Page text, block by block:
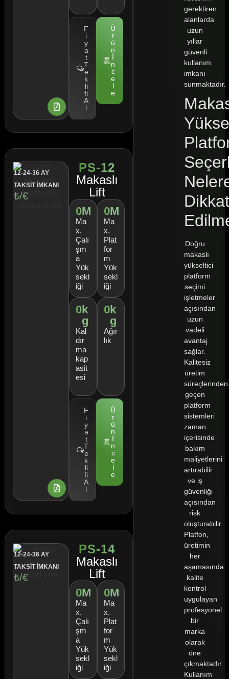
F
i
y
a
t
T
e
k
li
fi
A
l
Ü
r
ü
n
İ
n
c
e
l
e
12-24-36 AY
TAKSİT İMKANI
₺/€
PS-12
Makaslı
Lift
0M
Ma
x.
Çalı
şm
a
Yük
sekl
iği
0M
Ma
x.
Plat
for
m
Yük
sekl
iği
0k
g
Kal
dır
ma
kap
asit
esi
0k
g
Ağır
lık
F
i
y
a
t
T
e
k
li
fi
A
l
Ü
r
ü
n
İ
n
c
e
l
e
12-24-36 AY
TAKSİT İMKANI
₺/€
PS-14
Makaslı
Lift
0M
Ma
x.
Çalı
şm
a
Yük
sekl
iği
0M
Ma
x.
Plat
for
m
Yük
sekl
iği
gerektiren
alanlarda
uzun
yıllar
güvenli
kullanım
imkanı
sunmaktadır.
Dikkat
Doğru
makaslı
yükseltici
platform
seçimi
işletmeler
açısından
uzun
vadeli
avantaj
sağlar.
Kalitesiz
üretim
süreçlerinden
geçen
platform
sistemleri
zaman
içerisinde
bakım
maliyetlerini
artırabilir
ve iş
güvenliği
açısından
risk
oluşturabilir.
Platfon,
üretimin
her
aşamasında
kalite
kontrol
uygulayan
profesyonel
bir
marka
olarak
öne
çıkmaktadır.
Kullanım